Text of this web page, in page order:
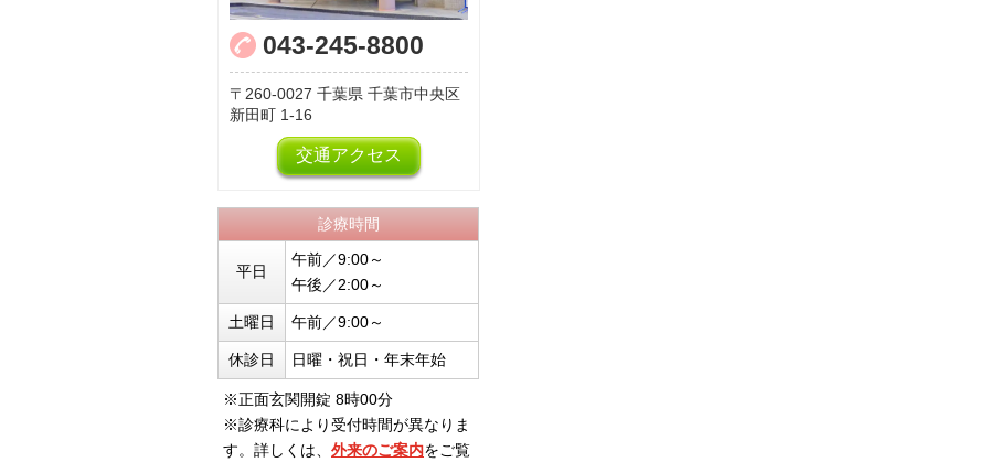
043-245-8800
260-0027 千葉県 千葉市中央区
新田町 1-16
交通アクセス
診療時間
平日
午前／9:00～
午後／2:00～
土曜日 午前／9:00～
休診日 日曜・祝日・年末年始
※正面玄関開錠 8時00分
※診療科により受付時間が異なりま
す。詳しくは、 外来のご案内をご覧